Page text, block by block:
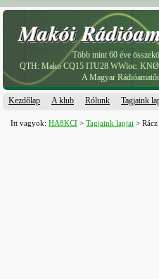
Makói
Makói
Több mint 60 éve
QTH: Mako CQ15 ITU28 WWloc:
A Magyar
Kezdőlap A klub Rólunk Tagjaink
Itt vagyok: HA8KCI > Tagjaink lapjai >